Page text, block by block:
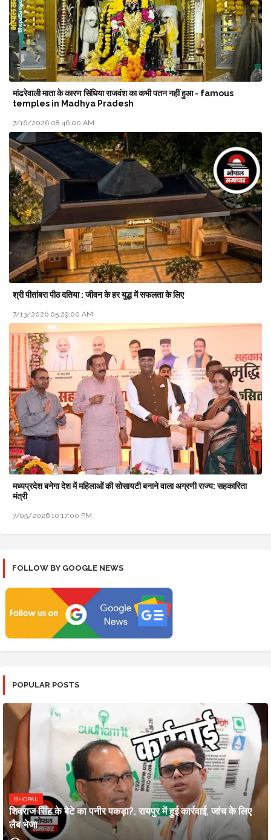
मांढरेवाली माता के कारण सिंधिया राजवंश का कभी पतन नहीं हुआ - famous
temples in Madhya Pradesh
7/16/2026 08:46:00 AM
श्री पीतांबरा पीठ दतिया : जीवन के हर युद्ध में सफलता के लिए
7/13/2026 05:29:00 AM
मध्यप्रदेश बनेगा देश में महिलाओं की सोसायटी बनाने वाला अग्रणी राज्य: सहकारिता
मंत्री
7/05/2026 10:17:00 PM
FOLLOW BY GOOGLE NEWS
POPULAR POSTS
BHOPAL
शिवराज सिंह के बेटे का पनीर पकड़ा?, रायपुर में हुई कार्रवाई, जांच के लिए
लैब भेजा